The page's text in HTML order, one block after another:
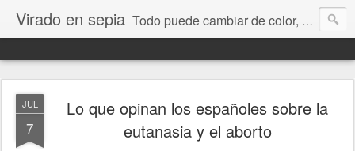
Virado en sepia Todo puede cambiar de color, depende de nosotros y de nuestra capacidad para aprender a mirar. Hablamos de sociedad, economía, empresa, política, RRHH, formación. De Historia reciente, de educación y de temas sociales.
JUL
7
Lo que opinan los españoles sobre la
eutanasia y el aborto